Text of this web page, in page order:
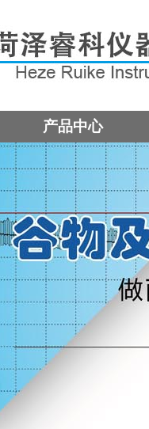
产品中心